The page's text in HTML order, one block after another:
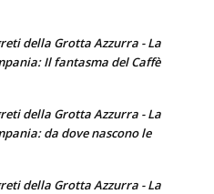
della Grotta Azzurra - La
Il fantasma del Caffè
della Grotta Azzurra - La
da dove nascono le
della Grotta Azzurra - La